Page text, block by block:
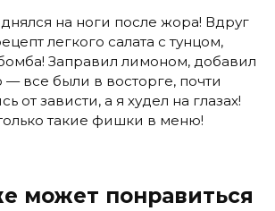
на ноги после жора! Вдруг
легкого салата с тунцом,
Заправил лимоном, добавил
— все были в восторге, почти
от зависти, а я худел на глазах!
такие фишки в меню!
может понравиться